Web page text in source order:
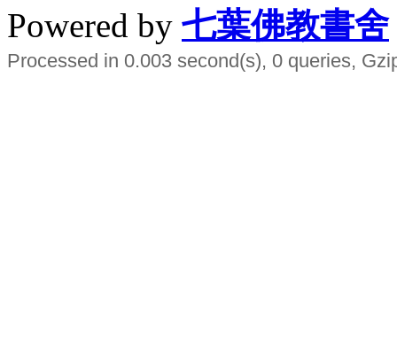
Powered by 七葉佛教書舍
Processed in 0.003 second(s), 0 queries,